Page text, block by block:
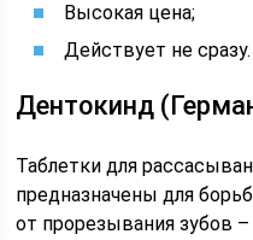
Высокая цена;
Действует не сразу.
Дентокинд
Таблетки для
предназначены для
от прорезывания зубов